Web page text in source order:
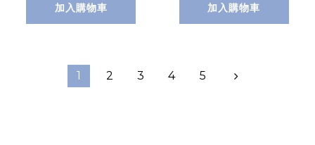
加入購物車 加入購物車
1 2 3 4 5